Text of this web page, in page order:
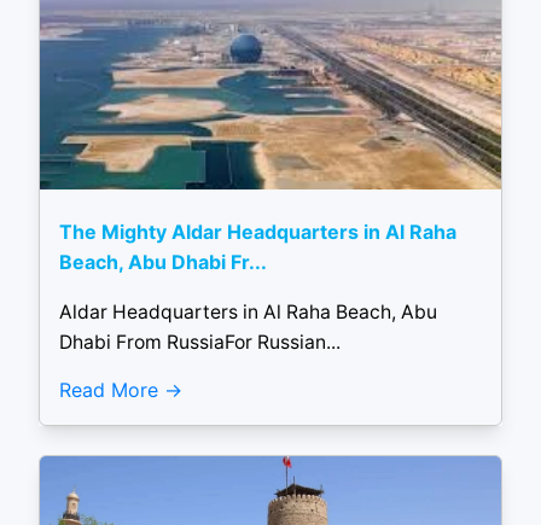
The Mighty Aldar Headquarters in Al Raha
Beach, Abu Dhabi Fr...
Aldar Headquarters in Al Raha Beach, Abu
Dhabi From RussiaFor Russian...
Read More